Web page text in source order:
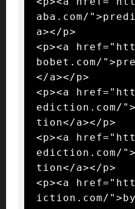
aba.com/
a></p>
<p><a
bobet.com/
</a></p>
<p><a
ediction.com/
tion</a></p>
<p><a
ediction.com/
tion</a></p>
<p><a
iction.com/